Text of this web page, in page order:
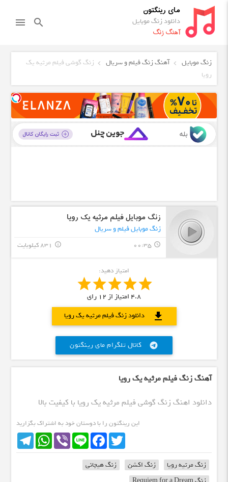
مای رینگتون
دانلود زنگ موبایل
آهنگ زنگ
search
menu
زنگ موبایل آهنگ زنگ فیلم و سریال
زنگ گوشی فیلم مرثیه یک
رویا
زنگ موبایل فیلم مرثیه یک رویا
زنگ موبایل فیلم و سریال
query_builder
00:35 831 کیلوبایت info_outline
امتیاز دهید:
4.8 امتیاز از12 رای
دانلود زنگ فیلم مرثیه یک رویا
download
کانال تلگرام مای رینگتون telegram
آهنگ زنگ فیلم مرثیه یک رویا
دانلود اهنگ زنگ گوشی فیلم مرثیه یک رویا با کیفیت بالا
این رینگتون را با دوستان خود به اشتراک بگزارید
TelegramWhatsApp Viber Line
FacebookTwitter
زنگ مرثیه رویا زنگ اکشن
زنگ هیجانی